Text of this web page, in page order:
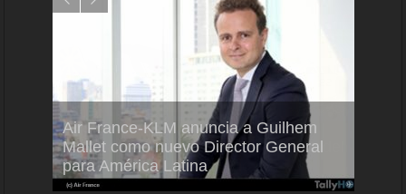
Air France-KLM anuncia a Guilhem
Mallet como nuevo Director General
para América Latina